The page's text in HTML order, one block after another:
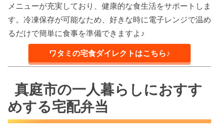
メニューが充実しており、健康的な食生活をサポートしま
す。冷凍保存が可能なため、好きな時に電子レンジで温め
るだけで簡単に食事を準備できますよ♪
ワタミの宅食ダイレクトはこちら♪
真庭市の一人暮らしにおすす
めする宅配弁当